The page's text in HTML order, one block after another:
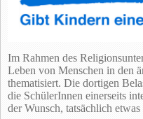
Im Rahmen des
Leben von Menschen in den
thematisiert. Die dortigen
die SchülerInnen einerseits
der Wunsch, tatsächlich